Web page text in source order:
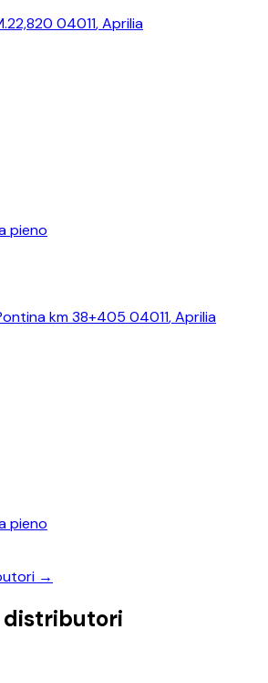
04011,Aprilia
pieno
km 38+405 04011,Aprilia
pieno
→
distributori